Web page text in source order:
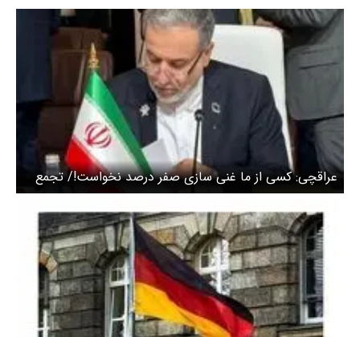
عراقچی: کسی از ما غنی سازی صفر درصد نخواست!/ تجمع
نظامی اطراف ایران بی فایده است